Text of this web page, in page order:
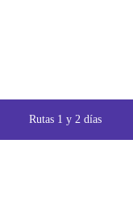
Rutas 1 y 2 días